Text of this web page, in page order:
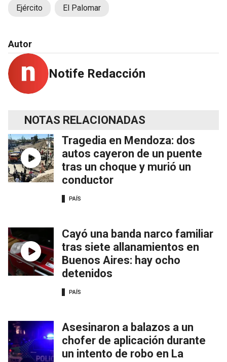
Ejército El Palomar
Autor
Notife Redacción
NOTAS RELACIONADAS
Tragedia en Mendoza: dos
autos cayeron de un puente
tras un choque y murió un
conductor
PAÍS
Cayó una banda narco familiar
tras siete allanamientos en
Buenos Aires: hay ocho
detenidos
PAÍS
Asesinaron a balazos a un
chofer de aplicación durante
un intento de robo en La